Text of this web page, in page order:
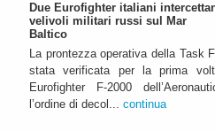
Due Eurofighter italiani
velivoli militari russi sul Mar
Baltico
La prontezza operativa della Task
stata verificata per la prima
Eurofighter F-2000
l’ordine di decol... continua